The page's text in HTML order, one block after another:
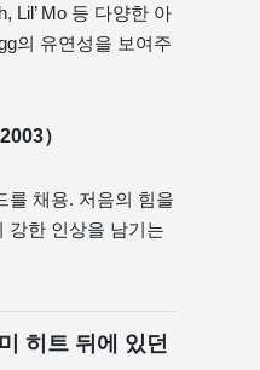
Lil’ Mo 등 다양한 아
의 유연성을 보여주
）
를 채용. 저음의 힘을
강한 인상을 남기는
히트 뒤에 있던